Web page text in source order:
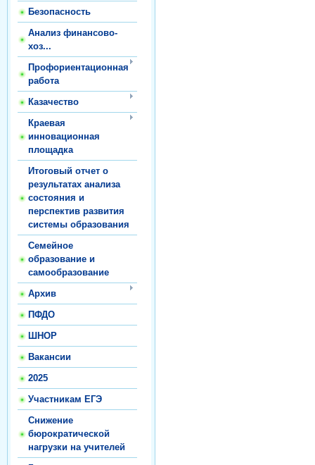
Безопасность
Анализ финансово-
хоз...
Профориентационная
работа
Казачество
Краевая
инновационная
площадка
Итоговый отчет о
результатах анализа
состояния и
перспектив развития
системы образования
Семейное
образование и
самообразование
Архив
ПФДО
ШНОР
Вакансии
2025
Участникам ЕГЭ
Снижение
бюрократической
нагрузки на учителей